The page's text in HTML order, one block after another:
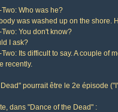
Two: Who was he?
was washed up on the shore.
You don't know?
I ask?
Two: Its difficult to say. A couple of
recently.
pourrait être le 2e épisode
dans "Dance of the Dead" :